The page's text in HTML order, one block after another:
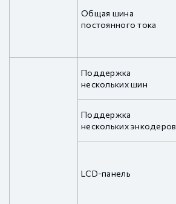
Общая шина
постоянного тока
Поддержка
нескольких шин
Поддержка
нескольких энкодеров
LCD-панель